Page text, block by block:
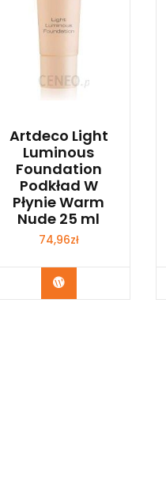
Artdeco Light
Luminous
Foundation
Podkład W
Płynie Warm
Nude 25 ml
74,96zł
Zobacz